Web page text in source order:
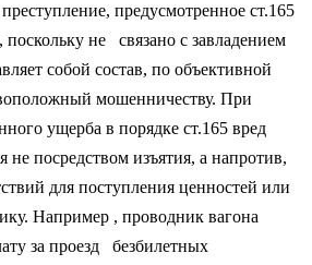
предусмотренное ст.165
не связано с завладением
собой состав, по объективной
мошенничеству. При
ущерба в порядке ст.165 вред
не посредством изъятия, а напротив,
для поступления ценностей или
Например , проводник вагона
за проезд безбилетных